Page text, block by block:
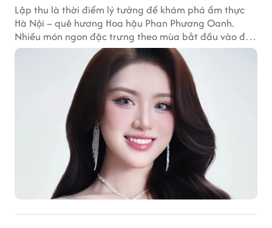
Lập thu là thời điểm lý tưởng để khám phá ẩm thực
Hà Nội – quê hương Hoa hậu Phan Phương Oanh.
Nhiều món ngon đặc trưng theo mùa bắt đầu vào độ
hấp dẫn, níu chân thực khách gần xa.